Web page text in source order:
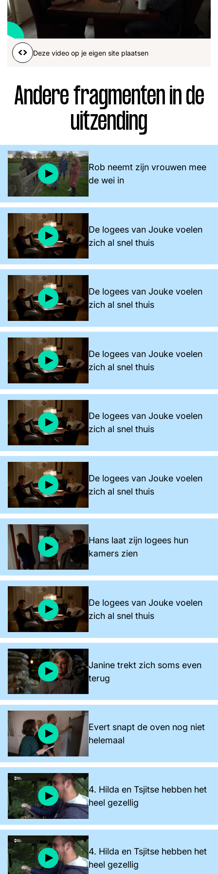
Word lid
John Julius
Nieuws Nieuwsbrief
Uitzendingen
Deze video op je eigen site plaatsen
Andere fragmenten in de
uitzending
Rob neemt zijn vrouwen mee
de wei in
De logees van Jouke voelen
zich al snel thuis
De logees van Jouke voelen
zich al snel thuis
De logees van Jouke voelen
zich al snel thuis
De logees van Jouke voelen
zich al snel thuis
De logees van Jouke voelen
zich al snel thuis
Hans laat zijn logees hun
kamers zien
De logees van Jouke voelen
zich al snel thuis
Janine trekt zich soms even
terug
Evert snapt de oven nog niet
helemaal
4. Hilda en Tsjitse hebben het
heel gezellig
4. Hilda en Tsjitse hebben het
heel gezellig